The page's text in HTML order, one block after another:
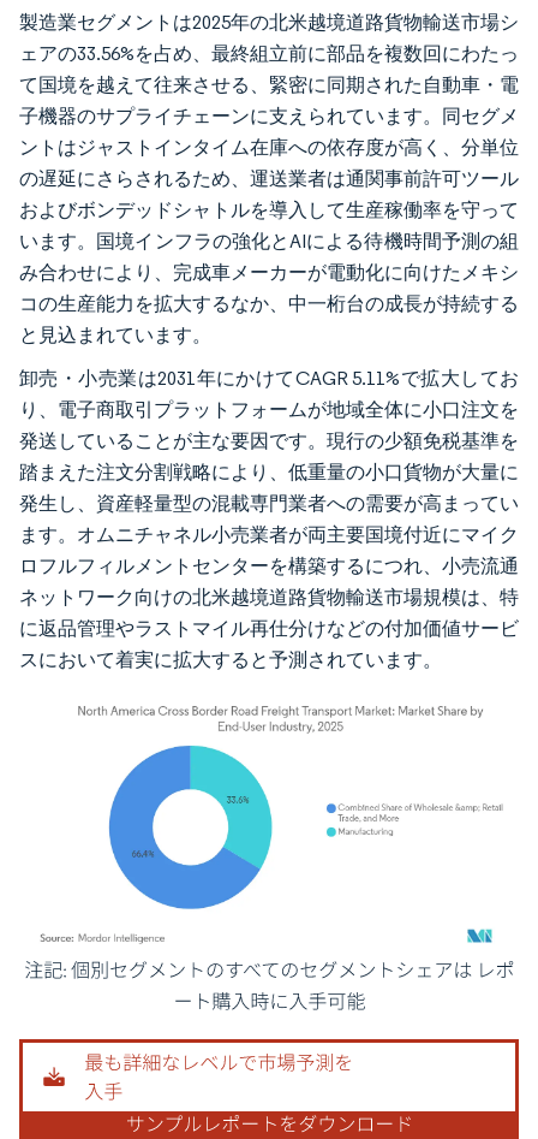
製造業セグメントは2025年の北米越境道路貨物輸送市場シ
ェアの33.56%を占め、最終組立前に部品を複数回にわたっ
て国境を越えて往来させる、緊密に同期された自動車・電
子機器のサプライチェーンに支えられています。同セグメ
ントはジャストインタイム在庫への依存度が高く、分単位
の遅延にさらされるため、運送業者は通関事前許可ツール
およびボンデッドシャトルを導入して生産稼働率を守って
います。国境インフラの強化とAIによる待機時間予測の組
み合わせにより、完成車メーカーが電動化に向けたメキシ
コの生産能力を拡大するなか、中一桁台の成長が持続する
と見込まれています。
卸売・小売業は2031年にかけてCAGR 5.11%で拡大してお
り、電子商取引プラットフォームが地域全体に小口注文を
発送していることが主な要因です。現行の少額免税基準を
踏まえた注文分割戦略により、低重量の小口貨物が大量に
発生し、資産軽量型の混載専門業者への需要が高まってい
ます。オムニチャネル小売業者が両主要国境付近にマイク
ロフルフィルメントセンターを構築するにつれ、小売流通
ネットワーク向けの北米越境道路貨物輸送市場規模は、特
に返品管理やラストマイル再仕分けなどの付加価値サービ
スにおいて着実に拡大すると予測されています。
画像 © Mordor Intelligence。再利用にはCC BY 4.0の表示が必要です。